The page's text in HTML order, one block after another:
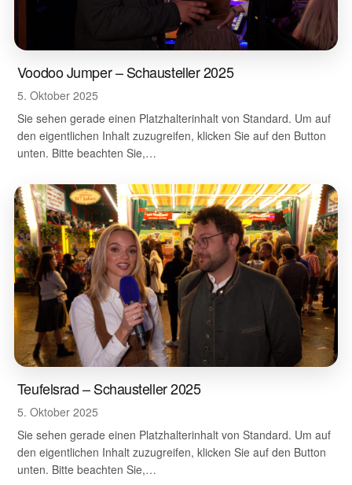
Voodoo Jumper – Schausteller 2025
5. Oktober 2025
Sie sehen gerade einen Platzhalterinhalt von Standard. Um auf
den eigentlichen Inhalt zuzugreifen, klicken Sie auf den Button
unten. Bitte beachten Sie,…
Teufelsrad – Schausteller 2025
5. Oktober 2025
Sie sehen gerade einen Platzhalterinhalt von Standard. Um auf
den eigentlichen Inhalt zuzugreifen, klicken Sie auf den Button
unten. Bitte beachten Sie,…